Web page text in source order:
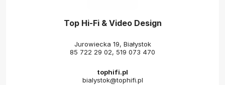
Top Hi-Fi & Video Design
Jurowiecka 19, Białystok
85 722 29 02, 519 073 470
tophifi.pl
bialystok@tophifi.pl